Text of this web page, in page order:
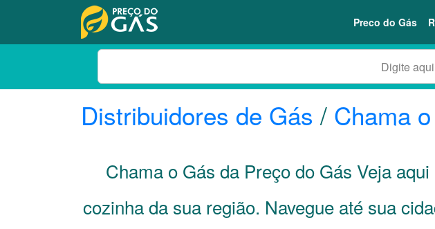
Preco do Gás
Distribuidores de Gás/ Chama
Chama o Gás da Preço do Gás Veja
cozinha da sua região. Navegue até sua